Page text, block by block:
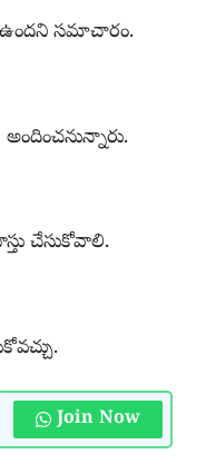
ఉందని సమాచారం.
చేసుకోవాలి.
Join Now